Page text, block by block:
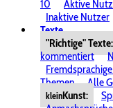
10
Aktive
Inaktive Nutzer
Texte
"Richtige" Texte:
kommentiert
Themen
Alle
kleinKunst: